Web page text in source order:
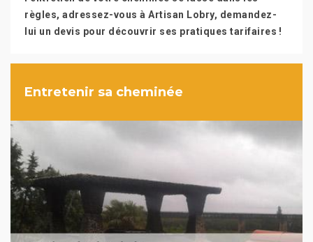
règles, adressez-vous à Artisan Lobry, demandez-
lui un devis pour découvrir ses pratiques tarifaires !
Entretenir sa cheminée